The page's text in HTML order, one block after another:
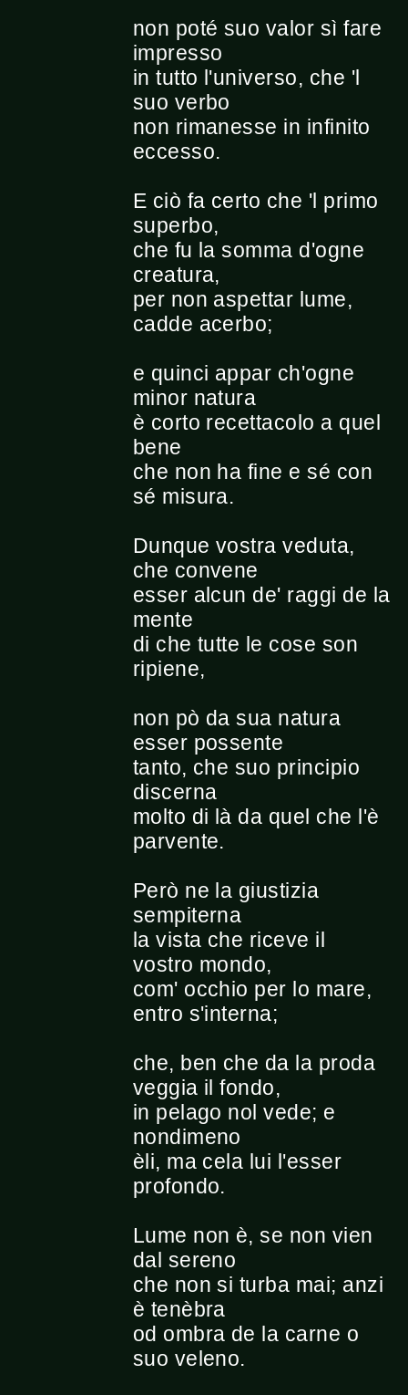
non poté suo valor sì fare
impresso
in tutto l'universo, che 'l
suo verbo
non rimanesse in infinito
eccesso.
E ciò fa certo che 'l primo
superbo,
che fu la somma d'ogne
creatura,
per non aspettar lume,
cadde acerbo;
e quinci appar ch'ogne
minor natura
è corto recettacolo a quel
bene
che non ha fine e sé con
sé misura.
Dunque vostra veduta,
che convene
esser alcun de' raggi de la
mente
di che tutte le cose son
ripiene,
non pò da sua natura
esser possente
tanto, che suo principio
discerna
molto di là da quel che l'è
parvente.
Però ne la giustizia
sempiterna
la vista che riceve il
vostro mondo,
com' occhio per lo mare,
entro s'interna;
che, ben che da la proda
veggia il fondo,
in pelago nol vede; e
nondimeno
èli, ma cela lui l'esser
profondo.
Lume non è, se non vien
dal sereno
che non si turba mai; anzi
è tenèbra
od ombra de la carne o
suo veleno.